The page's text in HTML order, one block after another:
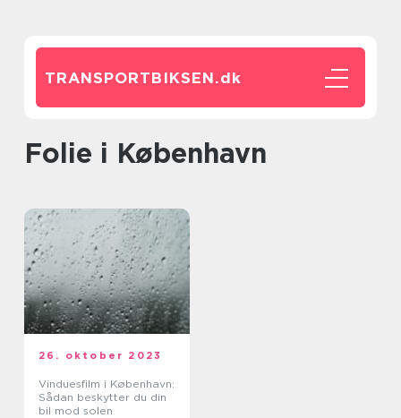
TRANSPORTBIKSEN.dk
folie i København
26. oktober 2023
Vinduesfilm i København:
Sådan beskytter du din
bil mod solen